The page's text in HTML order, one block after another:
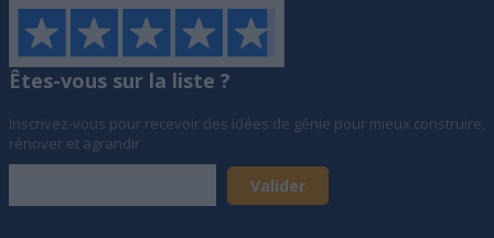
Êtes-vous sur la liste ?
Inscrivez-vous pour recevoir des idées de génie pour mieux construire,
rénover et agrandir